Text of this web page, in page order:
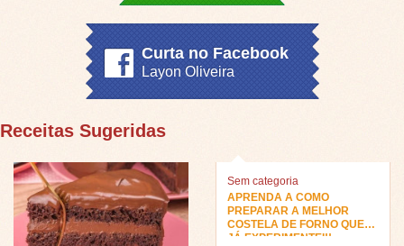
Curta no Facebook
Layon Oliveira
Receitas Sugeridas
Sem categoria
APRENDA A COMO
PREPARAR A MELHOR
COSTELA DE FORNO QUE
JÁ EXPERIMENTEI!!